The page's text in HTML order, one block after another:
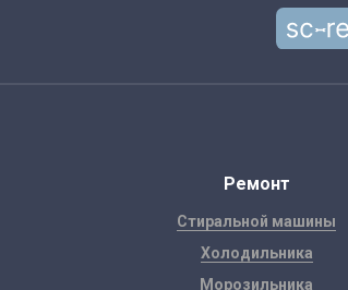
Ремонт
Стиральной машины
Холодильника
Морозильника